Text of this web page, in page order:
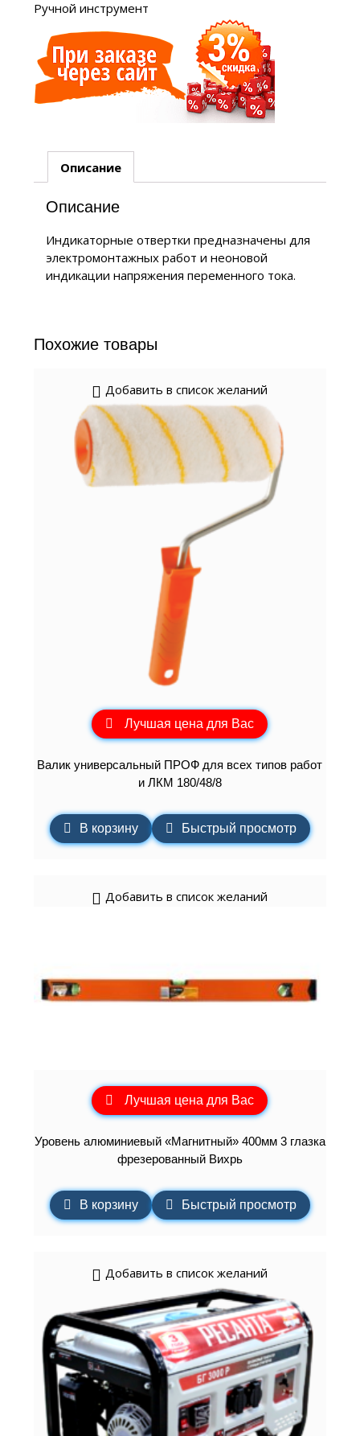
Ручной инструмент
Описание
Описание
Индикаторные отвертки предназначены для
электромонтажных работ и неоновой
индикации напряжения переменного тока.
Похожие товары
Добавить в список желаний
Лучшая цена для Вас
Валик универсальный ПРОФ для всех типов работ
и ЛКМ 180/48/8
В корзину Быстрый просмотр
Добавить в список желаний
Лучшая цена для Вас
Уровень алюминиевый «Магнитный» 400мм 3 глазка
фрезерованный Вихрь
В корзину Быстрый просмотр
Добавить в список желаний